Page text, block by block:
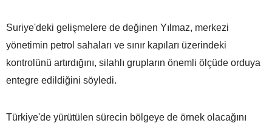
Suriye'deki gelişmelere de değinen Yılmaz, merkezi
yönetimin petrol sahaları ve sınır kapıları üzerindeki
kontrolünü artırdığını, silahlı grupların önemli ölçüde orduya
entegre edildiğini söyledi.
Türkiye'de yürütülen sürecin bölgeye de örnek olacağını